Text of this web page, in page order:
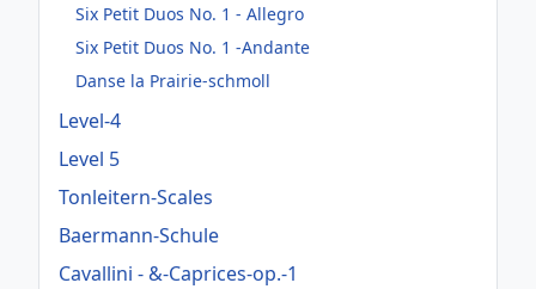
Six Petit Duos No. 1 - Allegro
Six Petit Duos No. 1 -Andante
Danse la Prairie-schmoll
Level-4
Level 5
Tonleitern-Scales
Baermann-Schule
Cavallini - &-Caprices-op.-1